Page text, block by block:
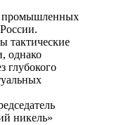
промышленных
тактические
однако
глубокого
никель»